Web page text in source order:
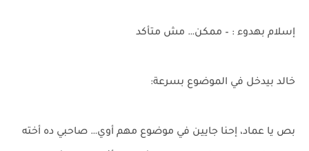
إسلام بهدوء : – ممكن… مش متأكد
خالد بيدخل في الموضوع بسرعة:
بص يا عماد، إحنا جايين في موضوع مهم أوي… صاحبي ده أخته